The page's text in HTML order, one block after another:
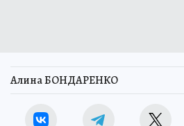
Алина БОНДАРЕНКО